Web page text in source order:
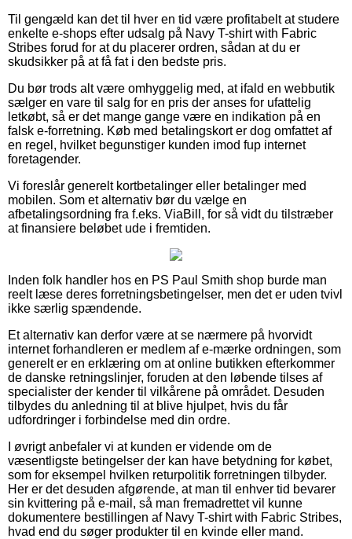
Til gengæld kan det til hver en tid være profitabelt at studere
enkelte e-shops efter udsalg på Navy T-shirt with Fabric
Stribes forud for at du placerer ordren, sådan at du er
skudsikker på at få fat i den bedste pris.
Du bør trods alt være omhyggelig med, at ifald en webbutik
sælger en vare til salg for en pris der anses for ufattelig
letkøbt, så er det mange gange være en indikation på en
falsk e-forretning. Køb med betalingskort er dog omfattet af
en regel, hvilket begunstiger kunden imod fup internet
foretagender.
Vi foreslår generelt kortbetalinger eller betalinger med
mobilen. Som et alternativ bør du vælge en
afbetalingsordning fra f.eks. ViaBill, for så vidt du tilstræber
at finansiere beløbet ude i fremtiden.
Inden folk handler hos en PS Paul Smith shop burde man
reelt læse deres forretningsbetingelser, men det er uden tvivl
ikke særlig spændende.
Et alternativ kan derfor være at se nærmere på hvorvidt
internet forhandleren er medlem af e-mærke ordningen, som
generelt er en erklæring om at online butikken efterkommer
de danske retningslinjer, foruden at den løbende tilses af
specialister der kender til vilkårene på området. Desuden
tilbydes du anledning til at blive hjulpet, hvis du får
udfordringer i forbindelse med din ordre.
I øvrigt anbefaler vi at kunden er vidende om de
væsentligste betingelser der kan have betydning for købet,
som for eksempel hvilken returpolitik forretningen tilbyder.
Her er det desuden afgørende, at man til enhver tid bevarer
sin kvittering på e-mail, så man fremadrettet vil kunne
dokumentere bestillingen af Navy T-shirt with Fabric Stribes,
hvad end du søger produkter til en kvinde eller mand.